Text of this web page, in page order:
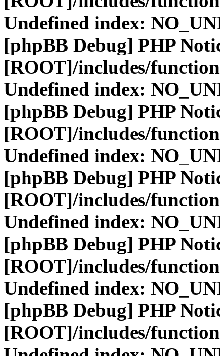
Undefined index:
[phpBB Debug] PHP
[ROOT]/includes/
Undefined index:
[phpBB Debug] PHP
[ROOT]/includes/
Undefined index:
[phpBB Debug] PHP
[ROOT]/includes/
Undefined index:
[phpBB Debug] PHP
[ROOT]/includes/
Undefined index:
[phpBB Debug] PHP
[ROOT]/includes/